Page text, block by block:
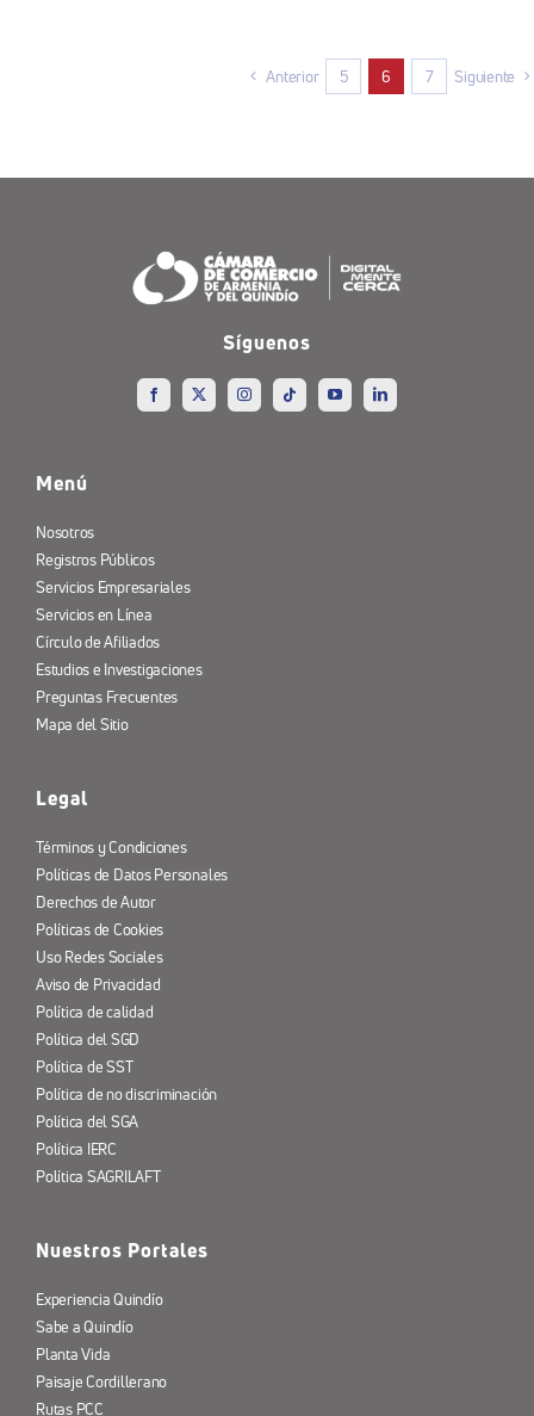
Anterior 5 6 7 Siguiente
Síguenos
Menú
Nosotros
Registros Públicos
Servicios Empresariales
Servicios en Línea
Círculo de Afiliados
Estudios e Investigaciones
Preguntas Frecuentes
Mapa del Sitio
Legal
Términos y Condiciones
Políticas de Datos Personales
Derechos de Autor
Políticas de Cookies
Uso Redes Sociales
Aviso de Privacidad
Política de calidad
Política del SGD
Política de SST
Política de no discriminación
Política del SGA
Política IERC
Política SAGRILAFT
Nuestros Portales
Experiencia Quindío
Sabe a Quindío
Planta Vida
Paisaje Cordillerano
Rutas PCC